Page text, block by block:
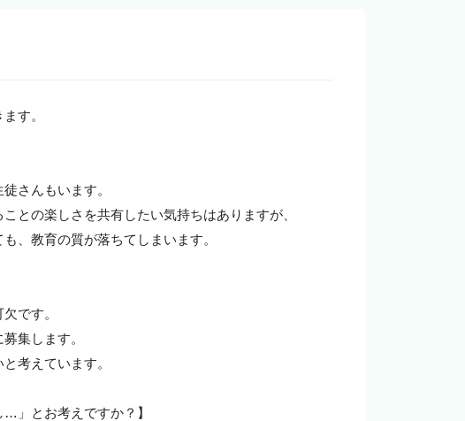
す。
さんもいます。
との楽しさを共有したい気持ちはありますが、
、教育の質が落ちてしまいます。
です。
集します。
考えています。
」とお考えですか？】